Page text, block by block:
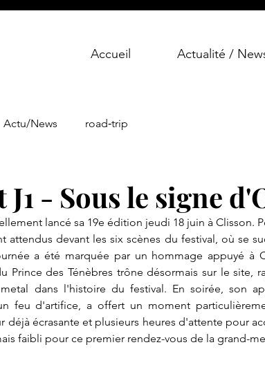
Accueil Actualité /
Actu/News road‑trip
- Sous le signe
lancé sa 19e édition jeudi 18 juin à Clisson.
attendus devant les six scènes du festival, où se
a été marquée par un hommage appuyé à
Prince des Ténèbres trône désormais sur le site,
dans l'histoire du festival. En soirée, son
feu d'artifice, a offert un moment
déjà écrasante et plusieurs heures d'attente pour
faibli pour ce premier rendez-vous de la grand-